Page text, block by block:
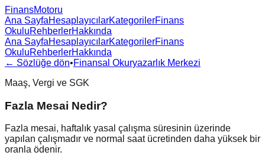
FinansMotoru
Ana SayfaHesaplayıcılarKategorilerFinans
OkuluRehberlerHakkında
Ana SayfaHesaplayıcılarKategorilerFinans
OkuluRehberlerHakkında
← Sözlüğe dön•Finansal Okuryazarlık Merkezi
Maaş, Vergi ve SGK
Fazla Mesai Nedir?
Fazla mesai, haftalık yasal çalışma süresinin üzerinde
yapılan çalışmadır ve normal saat ücretinden daha yüksek bir
oranla ödenir.